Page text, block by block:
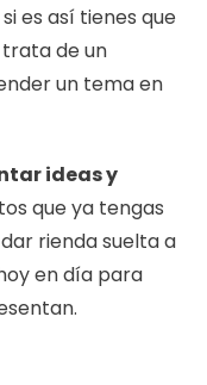
es así tienes que
un tema en
ideas y
que ya tengas
rienda suelta a
en día para